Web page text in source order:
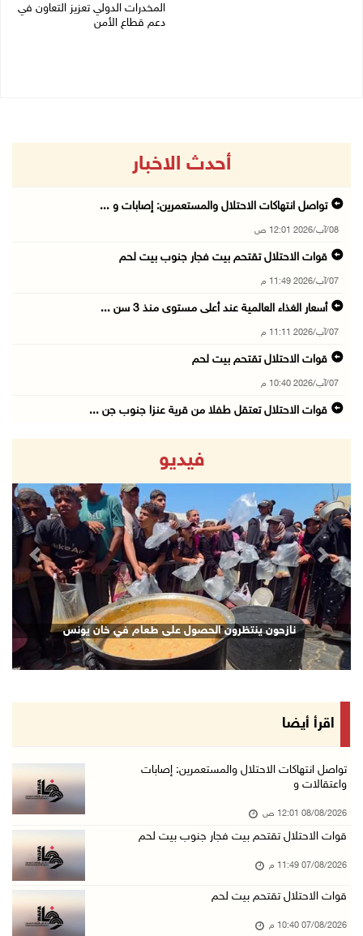
المخدرات الدولي تعزيز التعاون في
دعم قطاع الأمن
أحدث الاخبار
تواصل انتهاكات الاحتلال والمستعمرين: إصابات و ...
08/آب/2026 12:01 ص
قوات الاحتلال تقتحم بيت فجار جنوب بيت لحم
07/آب/2026 11:49 م
أسعار الغذاء العالمية عند أعلى مستوى منذ 3 سن ...
07/آب/2026 11:11 م
قوات الاحتلال تقتحم بيت لحم
07/آب/2026 10:40 م
قوات الاحتلال تعتقل طفلا من قرية عنزا جنوب جن ...
قوات الاحتلال تغلق مداخل يعبد جنوب غرب جنين
07/آب/2026 10:15 م
الاحتلال يعيق تنقل المواطنين ويقتحم بلدات شرق ...
07/آب/2026 08:52 م
إصابة مواطنين في اعتداء للمستعمرين في بيت دجن
07/آب/2026 08:48 م
نادي الأسير: تجديد أمرَ منع زيارات الأسرى إجر ...
07/آب/2026 08:24 م
مستعمرون يهاجمون قرية أبو نجيم ويصيبون مواطني ...
مستعمرون يهاجمون مساكن المواطنين في خربة الحم ...
بعد تجديد منع زيارات المعتقلين: أبو الحمص يدع ...
الرئاسة ترحب بإطلاق السعودية التحالف البحري ا ...
07/آب/2026 06:17 م
(محدث) نابلس: إصابة مواطن واعتقاله إثر هجوم ل ...
07/آب/2026 06:04 م
الرئاسة ترحب باتفاقية مكة للدفاع المشترك بين ...
فيديو
نازحون ينتظرون الحصول على طعام في خان يونس
Next
اقرأ أيضا
تواصل انتهاكات الاحتلال والمستعمرين: إصابات
واعتقالات و
08/08/2026 12:01 ص
قوات الاحتلال تقتحم بيت فجار جنوب بيت لحم
07/08/2026 11:49 م
قوات الاحتلال تقتحم بيت لحم
07/08/2026 10:40 م